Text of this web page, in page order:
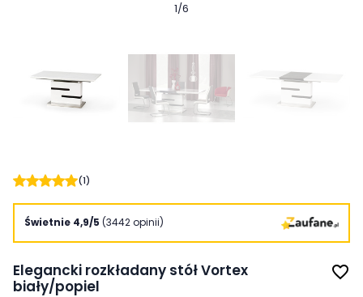
1/6
(1)
Świetnie 4,9/5 (3442 opinii)
Elegancki rozkładany stół Vortex
biały/popiel
favorite_border